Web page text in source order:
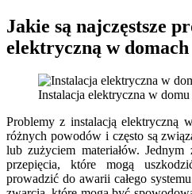
Jakie są najczęstsze
elektryczną w domach
Instalacja elektryczna w domu
Problemy z instalacją elektryczną
różnych powodów i często są
lub zużyciem materiałów.
przepięcia, które mogą
prowadzić do awarii całego